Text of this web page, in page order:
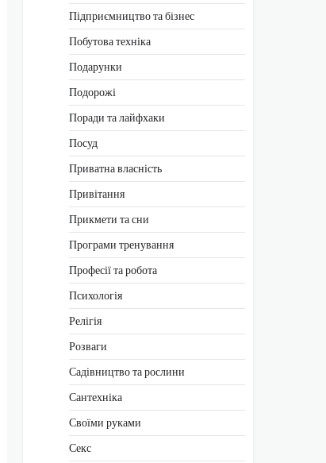
Підприємництво та бізнес
Побутова техніка
Подарунки
Подорожі
Поради та лайфхаки
Посуд
Приватна власність
Привітання
Прикмети та сни
Програми тренування
Професії та робота
Психологія
Релігія
Розваги
Садівництво та рослини
Сантехніка
Своїми руками
Секс